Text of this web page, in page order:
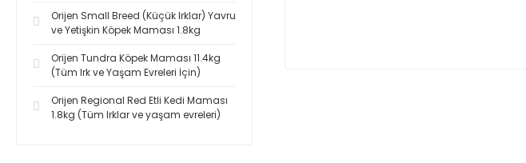
Orijen Small Breed (Küçük Irklar) Yavru
ve Yetişkin Köpek Maması 1.8kg
Orijen Tundra Köpek Maması 11.4kg
(Tüm Irk ve Yaşam Evreleri İçin)
Orijen Regional Red Etli Kedi Maması
1.8kg (Tüm Irklar ve yaşam evreleri)